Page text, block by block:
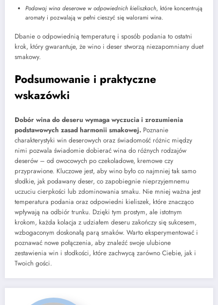
Podawaj wina deserowe w odpowiednich kieliszkach, które koncentrują
aromaty i pozwalają w pełni cieszyć się walorami wina.
Dbanie o odpowiednią temperaturę i sposób podania to ostatni
krok, który gwarantuje, że wino i deser stworzą niezapomniany duet
smakowy.
Podsumowanie i praktyczne
wskazówki
Dobór wina do deseru wymaga wyczucia i zrozumienia
podstawowych zasad harmonii smakowej. Poznanie
charakterystyki win deserowych oraz świadomość różnic między
nimi pozwala świadomie dobierać wina do różnych rodzajów
deserów – od owocowych po czekoladowe, kremowe czy
przyprawione. Kluczowe jest, aby wino było co najmniej tak samo
słodkie, jak podawany deser, co zapobiegnie nieprzyjemnemu
uczuciu cierpkości lub zdominowania smaku. Nie mniej ważna jest
temperatura podania oraz odpowiedni kieliszek, które znacząco
wpływają na odbiór trunku. Dzięki tym prostym, ale istotnym
krokom, każda kolacja z udziałem deseru zakończy się sukcesem,
wzbogaconym doskonałą parą smaków. Warto eksperymentować i
poznawać nowe połączenia, aby znaleźć swoje ulubione
zestawienia win i słodkości, które zachwycą zarówno Ciebie, jak i
Twoich gości.